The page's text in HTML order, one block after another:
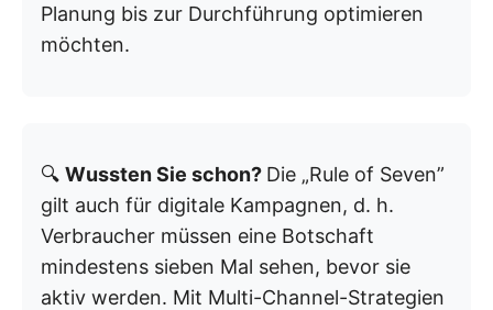
Planung bis zur Durchführung optimieren
möchten.
🔍 Wussten Sie schon? Die „Rule of Seven”
gilt auch für digitale Kampagnen, d. h.
Verbraucher müssen eine Botschaft
mindestens sieben Mal sehen, bevor sie
aktiv werden. Mit Multi-Channel-Strategien